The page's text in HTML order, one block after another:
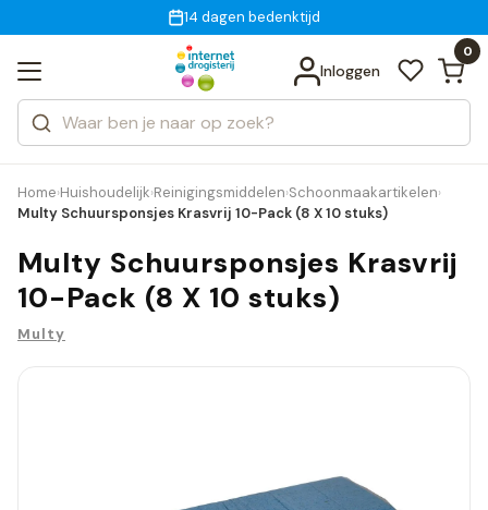
voor 18:00 uur besteld
Gratis bezorging
14 dagen bedenktijd
Inloggen
0
Zoeken
Categorieën
Merken
Bekijk alle resultaten
Home›Huishoudelijk›Reinigingsmiddelen›Schoonmaakartikelen›
Multy Schuursponsjes Krasvrij 10-Pack (8 X 10 stuks)
Multy Schuursponsjes Krasvrij
10-Pack (8 X 10 stuks)
Multy